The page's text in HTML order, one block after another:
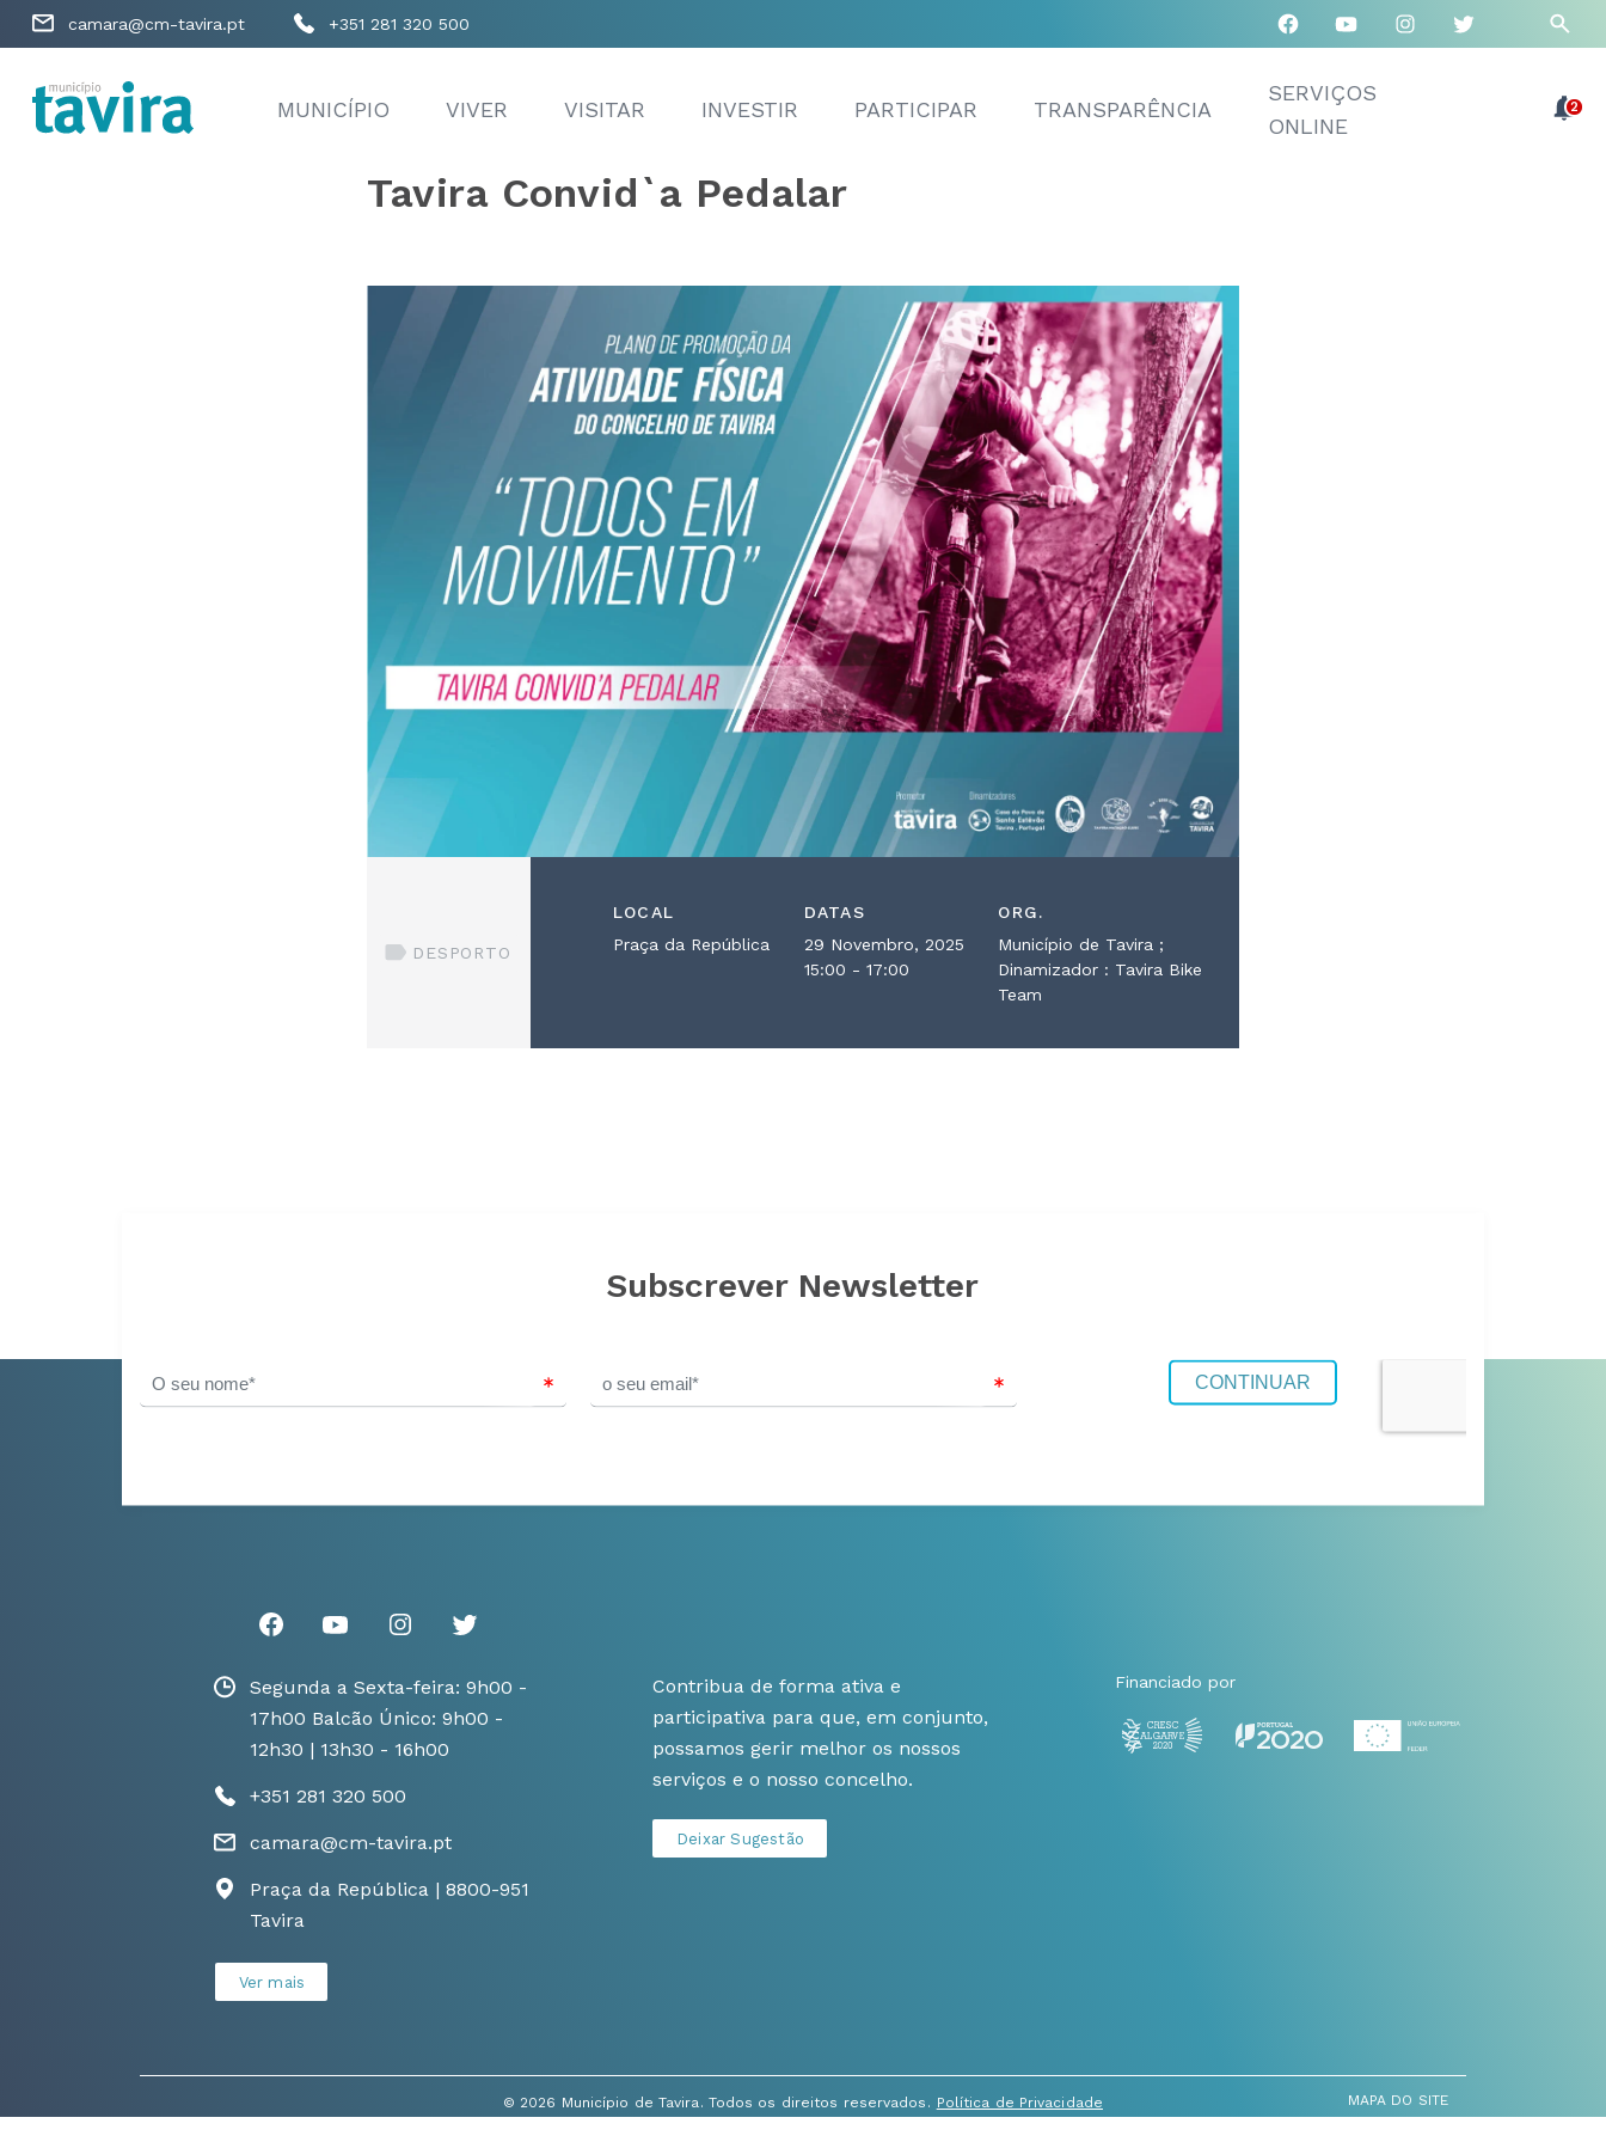
camara@cm-tavira.pt +351 281 320 500
MUNICÍPIO VIVER VISITAR INVESTIR PARTICIPAR TRANSPARÊNCIA
SERVIÇOS
ONLINE
2
Tavira Convid`a Pedalar
DESPORTO
LOCAL
Praça da República
DATAS
29 Novembro, 2025
15:00 - 17:00
ORG.
Município de Tavira ;
Dinamizador : Tavira Bike
Team
Subscrever Newsletter
Segunda a Sexta-feira: 9h00 -
17h00 Balcão Único: 9h00 -
12h30 | 13h30 - 16h00
+351 281 320 500
camara@cm-tavira.pt
Praça da República | 8800-951
Tavira
Ver mais
Contribua de forma ativa e
participativa para que, em conjunto,
possamos gerir melhor os nossos
serviços e o nosso concelho.
Deixar Sugestão
Financiado por
© 2026 Município de Tavira. Todos os direitos reservados. Política de Privacidade MAPA DO SITE